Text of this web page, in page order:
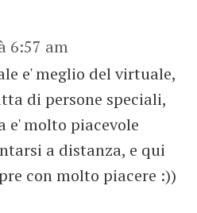
6:57 am
e' meglio del virtuale,
di persone speciali,
e' molto piacevole
a distanza, e qui
con molto piacere :))